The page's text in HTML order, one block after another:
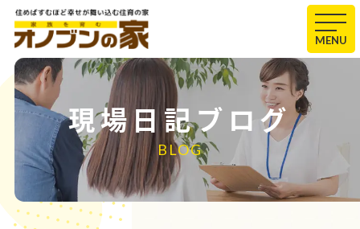
MENU
現場日記ブログ
BLOG